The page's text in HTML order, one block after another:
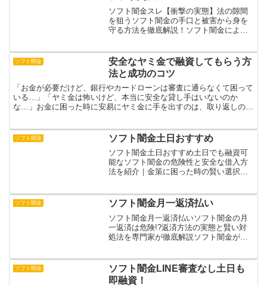
ソフト闇金スレ【衝撃の実態】法の隙間
を狙うソフト闇金の手口と被害から身を
守る方法を徹底解説！ソフト闇金による
を駆使した新手の違法金融業者の実態
と、正規金融機関を装...
ソフト闇金
安全なヤミ金で融資してもらう方
法と成功のコツ
「お金が必要だけど、銀行やカードローンは審査に通らなくて困って
いる…」「ヤミ金は怖いけど、本当に安全な貸し手はいないのか
な…」お金に困った時に安易にヤミ金に手を出すのは、取り返しのつ
ソフト闇金 ソフト闇金土日おすすめ
ソフト闇金土日おすすめ土日でも融資可
能なソフト闇金の危険性と安全な借入方
法を紹介｜金策に困った時の賢い選択と
見便利に思える休日営業ですが、高金利
や違法な取り立て、個人情...
ソフト闇金 ソフト闇金月一返済払い
ソフト闇金月一返済払いソフト闇金の月
一返済は危険!?返済方法の実態と賢い対
処法を専門家が徹底解説ソフト闇金が提
済ですが、実は高金利による債務の罠が
隠されています。なぜ危...
ソフト闇金
ソフト闇金LINE審査なし土日も
即融資！